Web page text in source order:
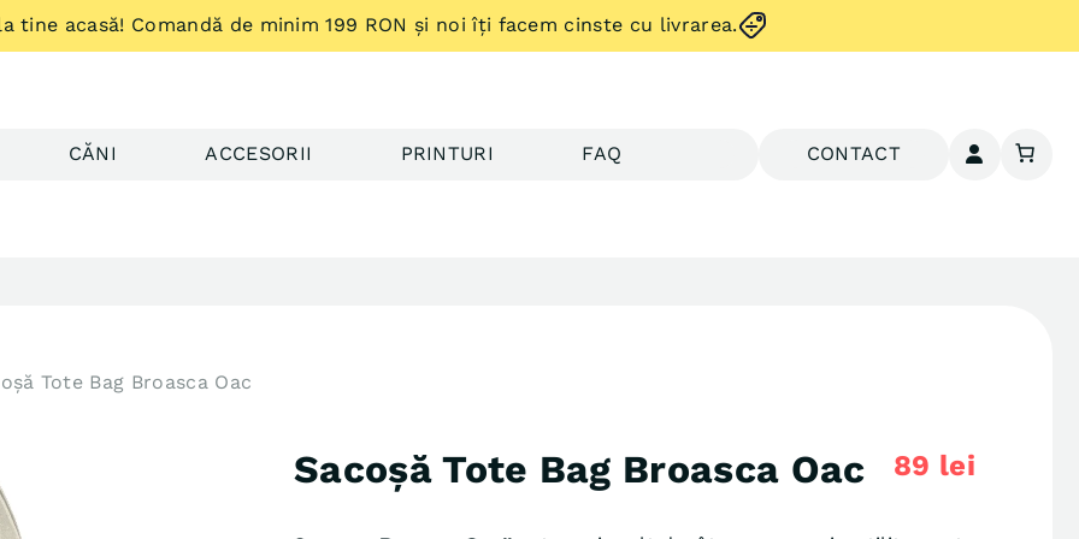
tine acasă! Comandă de minim 199 RON și noi îți facem cinste cu livrarea.
CĂNI ACCESORII PRINTURI FAQ CONTACT
Tote Bag Broasca Oac
Sacoșă Tote Bag Broasca Oac 89 lei